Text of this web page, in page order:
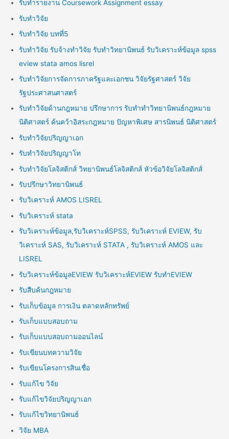
รับทำรายงาน Coursework Assignment essay
รับทำวิจัย
รับทำวิจัย บทที่5
รับทำวิจัย รับจ้างทำวิจัย รับทำวิทยานิพนธ์ รับวิเคราะห์ข้อมูล spss
eview stata amos lisrel
รับทำวิจัยการจัดการภาครัฐและเอกชน วิจัยรัฐศาสตร์ วิจัย
รัฐประศาสนศาสตร์
รับทำวิจัยด้านกฎหมาย ปรึกษาการ รับทำทำวิทยานิพนธ์กฎหมาย
นิติศาสตร์ ค้นคว้าอิสระกฎหมาย ปัญหาพิเศษ สารนิพนธ์ นิติศาสตร์
รับทำวิจัยปริญญาเอก
รับทำวิจัยปริญญาโท
รับทำวิจัยโลจิสติกส์ วิทยานิพนธ์โลจิสติกส์ หัวข้อวิจัยโลจิสติกส์
รับปรึกษาวิทยานิพนธ์
รับวิเคราะห์ AMOS LISREL
รับวิเคราะห์ stata
รับวิเคราะห์ข้อมูล,รับวิเคราะห์SPSS, รับวิเคราะห์ EVIEW, รับ
วิเคราะห์ SAS, รับวิเคราะห์ STATA , รับวิเคราะห์ AMOS และ
LISREL
รับวิเคราะห์ข้อมูลEVIEW รับวิเคราะห์EVIEW รับทำEVIEW
รับสืบค้นกฎหมาย
รับเก็บข้อมูล การเงิน ตลาดหลักทรัพย์
รับเก็บแบบสอบถาม
รับเก็บแบบสอบถามออนไลน์
รับเขียนบทความวิจัย
รับเขียนโครงการสินเชื่อ
รับแก้ไข วิจัย
รับแก้ไขวิจัยปริญญาเอก
รับแก้ไขวิทยานิพนธ์
วิจัย MBA